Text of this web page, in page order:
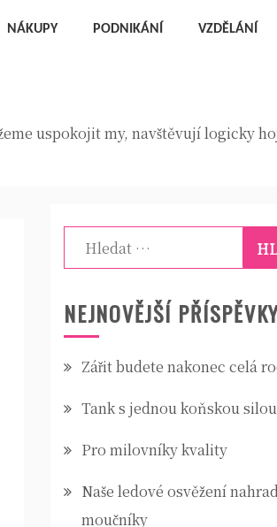
NÁKUPY PODNIKÁNÍ VZDĚLÁNÍ
uspokojit my, navštěvují logicky
Vyhledávání
NEJNOVĚJŠÍ
Zářit budete nakonec celá
Tank s jednou koňskou silou
Pro milovníky kvality
Naše ledové osvěžení
moučníky